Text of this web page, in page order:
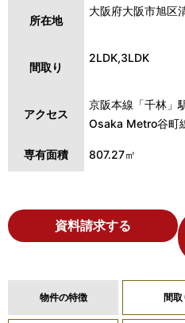
所在地
大阪府大阪市旭区
間取り
2LDK,3LDK
アクセス
京阪本線「千林」
Osaka Metro谷町
専有面積 807.27㎡
資料請求する
物件の特徴 間取